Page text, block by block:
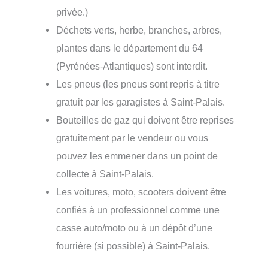
privée.)
Déchets verts, herbe, branches, arbres,
plantes dans le département du 64
(Pyrénées-Atlantiques) sont interdit.
Les pneus (les pneus sont repris à titre
gratuit par les garagistes à Saint-Palais.
Bouteilles de gaz qui doivent être reprises
gratuitement par le vendeur ou vous
pouvez les emmener dans un point de
collecte à Saint-Palais.
Les voitures, moto, scooters doivent être
confiés à un professionnel comme une
casse auto/moto ou à un dépôt d’une
fourrière (si possible) à Saint-Palais.